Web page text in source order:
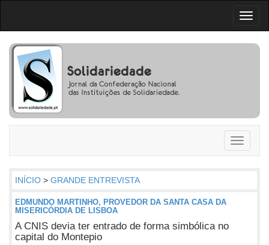
Toggle
INÍCIO > GRANDE ENTREVISTA
EDMUNDO MARTINHO, PROVEDOR DA SANTA CASA DA
MISERICÓRDIA DE LISBOA
A CNIS devia ter entrado de forma simbólica no
capital do Montepio